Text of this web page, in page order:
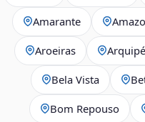
Amarante
Aroeiras
Bela Vista
Bom Repouso